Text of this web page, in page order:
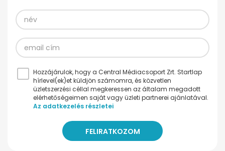
Hozzájárulok, hogy a Central Médiacsoport Zrt. Startlap
hírlevel(ek)et küldjön számomra, és közvetlen
üzletszerzési céllal megkeressen az általam megadott
elérhetőségeimen saját vagy üzleti partnerei ajánlatával.
Az adatkezelés részletei